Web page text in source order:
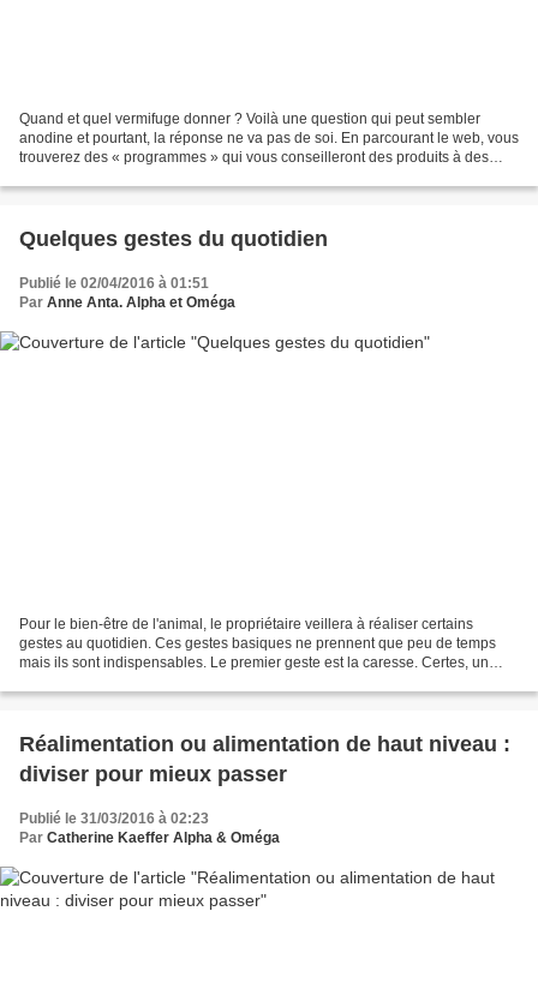
Quand et quel vermifuge donner ? Voilà une question qui peut sembler
anodine et pourtant, la réponse ne va pas de soi. En parcourant le web, vous
trouverez des « programmes » qui vous conseilleront des produits à des
Quelques gestes du quotidien
Publié le 02/04/2016 à 01:51
Par Anne Anta. Alpha et Oméga
Pour le bien-être de l'animal, le propriétaire veillera à réaliser certains
gestes au quotidien. Ces gestes basiques ne prennent que peu de temps
mais ils sont indispensables. Le premier geste est la caresse. Certes, un
Réalimentation ou alimentation de haut niveau :
diviser pour mieux passer
Publié le 31/03/2016 à 02:23
Par Catherine Kaeffer Alpha & Oméga